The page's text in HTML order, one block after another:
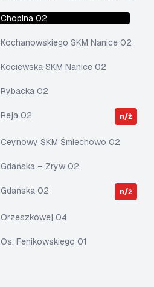
Chopina 02
Kochanowskiego SKM Nanice 02
Kociewska SKM Nanice 02
Rybacka 02
Reja 02 n/ż
Ceynowy SKM Śmiechowo 02
Gdańska – Zryw 02
Gdańska 02 n/ż
Orzeszkowej 04
Os. Fenikowskiego 01